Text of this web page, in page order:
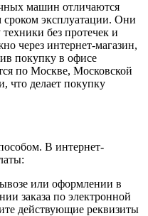
машин отличаются
эксплуатации. Они
без протечек и
через интернет-магазин,
покупку в офисе
по Москве, Московской
что делает покупку
В интернет-
или оформлении в
заказа по электронной
действующие реквизиты